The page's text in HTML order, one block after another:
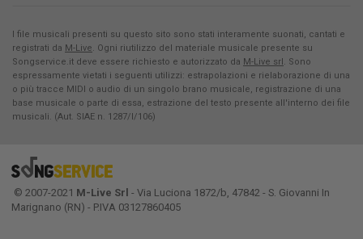
I file musicali presenti su questo sito sono stati interamente suonati, cantati e
registrati da M-Live. Ogni riutilizzo del materiale musicale presente su
Songservice.it deve essere richiesto e autorizzato da M-Live srl. Sono
espressamente vietati i seguenti utilizzi: estrapolazioni e rielaborazione di una
o più tracce MIDI o audio di un singolo brano musicale, registrazione di una
base musicale o parte di essa, estrazione del testo presente all'interno dei file
musicali. (Aut. SIAE n. 1287/I/106)
© 2007-2021 M-Live Srl - Via Luciona 1872/b, 47842 - S. Giovanni In
Marignano (RN) - P.IVA 03127860405